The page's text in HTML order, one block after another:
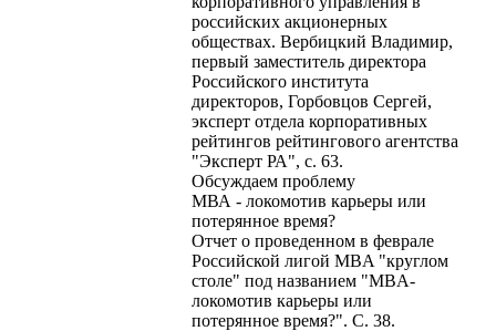
российских акционерных
обществах. Вербицкий Владимир,
первый заместитель директора
Российского института
директоров, Горбовцов Сергей,
эксперт отдела корпоративных
рейтингов рейтингового агентства
"Эксперт РА", с. 63.
Обсуждаем проблему
МВА - локомотив карьеры или
потерянное время?
Отчет о проведенном в феврале
Российской лигой MBA "круглом
столе" под названием "MBA-
локомотив карьеры или
потерянное время?". С. 38.